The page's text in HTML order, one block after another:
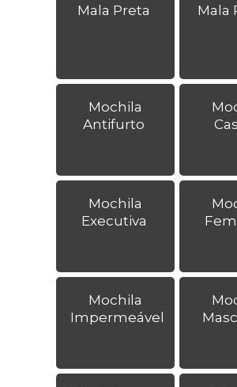
Mala Preta Mala
Mochila
Antifurto
Mochila
Executiva
Mochila
Impermeável